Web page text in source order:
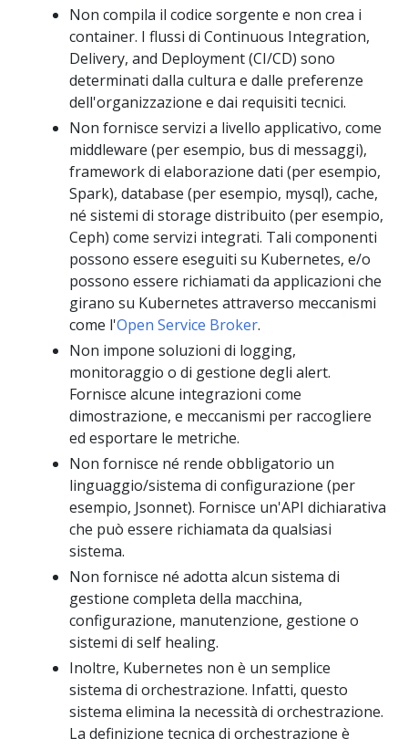
Non compila il codice sorgente e non crea i
container. I flussi di Continuous Integration,
Delivery, and Deployment (CI/CD) sono
determinati dalla cultura e dalle preferenze
dell'organizzazione e dai requisiti tecnici.
Non fornisce servizi a livello applicativo, come
middleware (per esempio, bus di messaggi),
framework di elaborazione dati (per esempio,
Spark), database (per esempio, mysql), cache,
né sistemi di storage distribuito (per esempio,
Ceph) come servizi integrati. Tali componenti
possono essere eseguiti su Kubernetes, e/o
possono essere richiamati da applicazioni che
girano su Kubernetes attraverso meccanismi
come l'Open Service Broker.
Non impone soluzioni di logging,
monitoraggio o di gestione degli alert.
Fornisce alcune integrazioni come
dimostrazione, e meccanismi per raccogliere
ed esportare le metriche.
Non fornisce né rende obbligatorio un
linguaggio/sistema di configurazione (per
esempio, Jsonnet). Fornisce un'API dichiarativa
che può essere richiamata da qualsiasi
sistema.
Non fornisce né adotta alcun sistema di
gestione completa della macchina,
configurazione, manutenzione, gestione o
sistemi di self healing.
Inoltre, Kubernetes non è un semplice
sistema di orchestrazione. Infatti, questo
sistema elimina la necessità di orchestrazione.
La definizione tecnica di orchestrazione è